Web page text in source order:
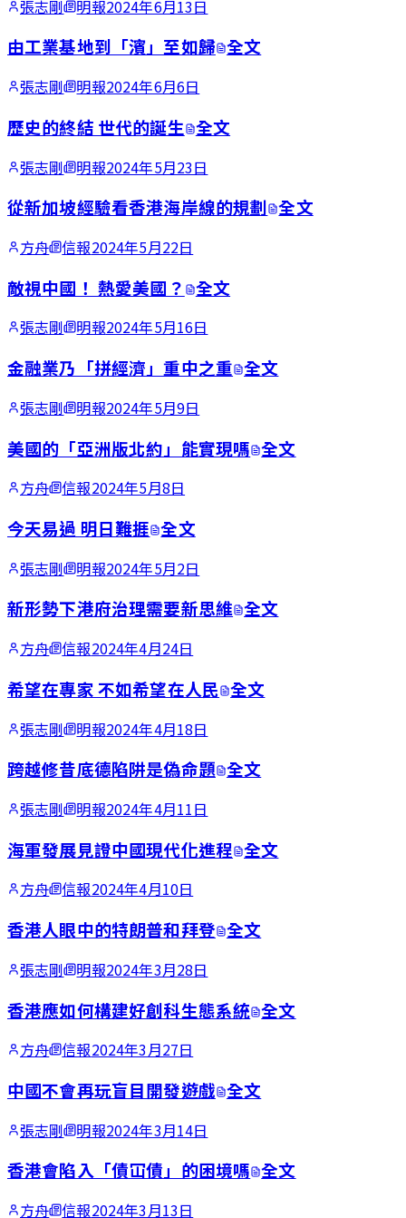
張志剛 明報2024年6月13日
由工業基地到「濱」至如歸 全文
張志剛 明報2024年6月6日
歷史的終結 世代的誕生 全文
張志剛 明報2024年5月23日
從新加坡經驗看香港海岸線的規劃 全文
方舟 信報2024年5月22日
敵視中國！ 熱愛美國？ 全文
張志剛 明報2024年5月16日
金融業乃「拼經濟」重中之重 全文
張志剛 明報2024年5月9日
美國的「亞洲版北約」能實現嗎 全文
方舟 信報2024年5月8日
今天易過 明日難捱 全文
張志剛 明報2024年5月2日
新形勢下港府治理需要新思維 全文
方舟 信報2024年4月24日
希望在專家 不如希望在人民 全文
張志剛 明報2024年4月18日
跨越修昔底德陷阱是偽命題 全文
張志剛 明報2024年4月11日
海軍發展見證中國現代化進程 全文
方舟 信報2024年4月10日
香港人眼中的特朗普和拜登 全文
張志剛 明報2024年3月28日
香港應如何構建好創科生態系統 全文
方舟 信報2024年3月27日
中國不會再玩盲目開發遊戲 全文
張志剛 明報2024年3月14日
香港會陷入「債冚債」的困境嗎 全文
方舟 信報2024年3月13日